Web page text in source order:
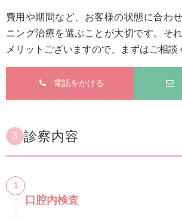
費用や期間など、お客様の状態に合わ
ニング治療を選ぶことが大切です。そ
メリットございますので、まずはご相談
電話をかける
3 診察内容
口腔内検査